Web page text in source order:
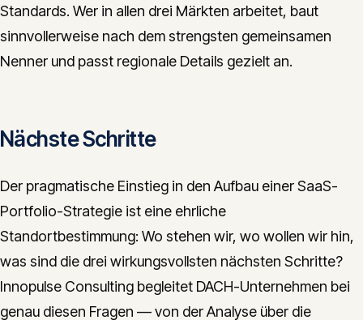
Standards. Wer in allen drei Märkten arbeitet, baut
sinnvollerweise nach dem strengsten gemeinsamen
Nenner und passt regionale Details gezielt an.
Nächste Schritte
Der pragmatische Einstieg in den Aufbau einer SaaS-
Portfolio-Strategie ist eine ehrliche
Standortbestimmung: Wo stehen wir, wo wollen wir hin,
was sind die drei wirkungsvollsten nächsten Schritte?
Innopulse Consulting begleitet DACH-Unternehmen bei
genau diesen Fragen — von der Analyse über die